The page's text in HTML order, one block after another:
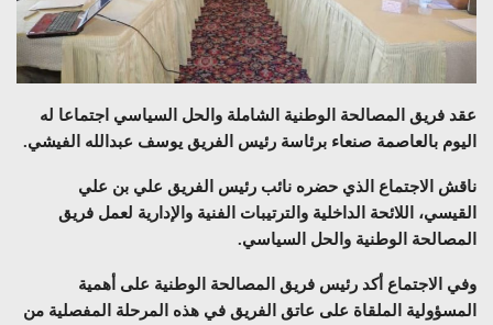
عقد فريق المصالحة الوطنية الشاملة والحل السياسي اجتماعا له
اليوم بالعاصمة صنعاء برئاسة رئيس الفريق يوسف عبدالله الفيشي.
ناقش الاجتماع الذي حضره نائب رئيس الفريق علي بن علي
القيسي، اللائحة الداخلية والترتيبات الفنية والإدارية لعمل فريق
المصالحة الوطنية والحل السياسي.
وفي الاجتماع أكد رئيس فريق المصالحة الوطنية على أهمية
المسؤولية الملقاة على عاتق الفريق في هذه المرحلة المفصلية من